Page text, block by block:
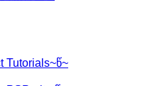
Tutorials~წ~